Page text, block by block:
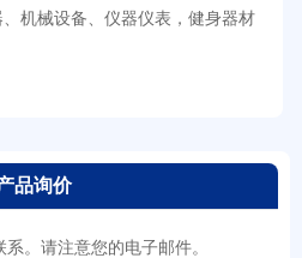
机械设备、仪器仪表，健身器材
品询价
。请注意您的电子邮件。